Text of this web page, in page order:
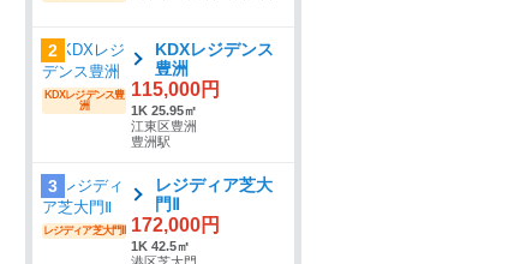
2
KDXレジデンス豊
洲
KDXレジデンス
豊洲
115,000円
1K 25.95㎡
江東区豊洲
豊洲駅
3
レジディア芝大門Ⅱ
レジディア芝大
門Ⅱ
172,000円
1K 42.5㎡